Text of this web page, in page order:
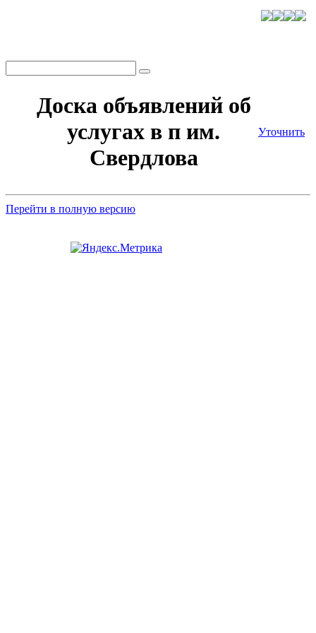
Доска объявлений об
услугах в п им.
Свердлова
Уточнить
Перейти в полную версию